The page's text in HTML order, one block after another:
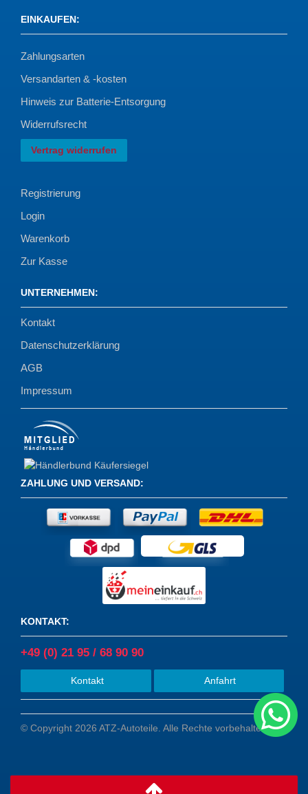
EINKAUFEN:
Zahlungsarten
Versandarten & -kosten
Hinweis zur Batterie-Entsorgung
Widerrufsrecht
Vertrag widerrufen
Registrierung
Login
Warenkorb
Zur Kasse
UNTERNEHMEN:
Kontakt
Datenschutzerklärung
AGB
Impressum
ZAHLUNG UND VERSAND:
KONTAKT:
+49 (0) 21 95 / 68 90 90
Kontakt Anfahrt
© Copyright 2026 ATZ-Autoteile. Alle Rechte vorbehalten.